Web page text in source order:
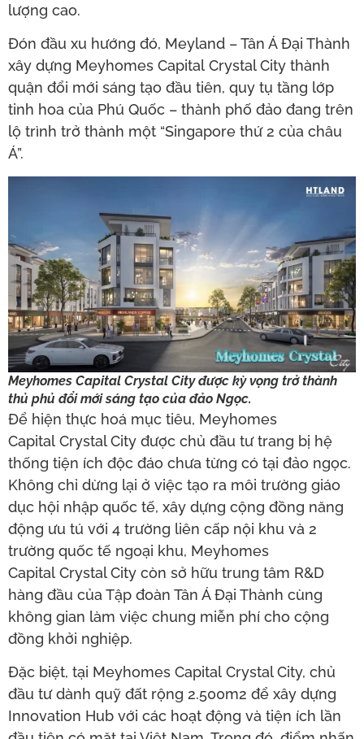
lượng cao.
Đón đầu xu hướng đó, Meyland – Tân Á Đại Thành
xây dựng Meyhomes Capital Crystal City thành
quận đổi mới sáng tạo đầu tiên, quy tụ tầng lớp
tinh hoa của Phú Quốc – thành phố đảo đang trên
lộ trình trở thành một “Singapore thứ 2 của châu
Á”.
Meyhomes Capital Crystal City được kỳ vọng trở thành
thủ phủ đổi mới sáng tạo của đảo Ngọc.
Để hiện thực hoá mục tiêu, Meyhomes
Capital Crystal City được chủ đầu tư trang bị hệ
thống tiện ích độc đáo chưa từng có tại đảo ngọc.
Không chỉ dừng lại ở việc tạo ra môi trường giáo
dục hội nhập quốc tế, xây dựng cộng đồng năng
động ưu tú với 4 trường liên cấp nội khu và 2
trường quốc tế ngoại khu, Meyhomes
Capital Crystal City còn sở hữu trung tâm R&D
hàng đầu của Tập đoàn Tân Á Đại Thành cùng
không gian làm việc chung miễn phí cho cộng
đồng khởi nghiệp.
Đặc biệt, tại Meyhomes Capital Crystal City, chủ
đầu tư dành quỹ đất rộng 2.500m2 để xây dựng
Innovation Hub với các hoạt động và tiện ích lần